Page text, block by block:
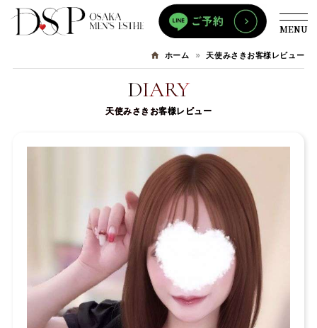
ホーム 天使みさきお客様レビュー
MENU
DIARY
天使みさきお客様レビュー